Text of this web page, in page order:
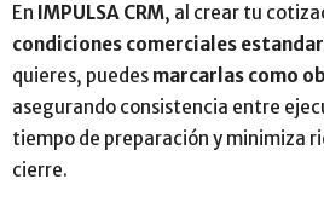
En IMPULSA CRM, al crear tu
condiciones comerciales
quieres, puedes marcarlas como
asegurando consistencia entre
tiempo de preparación y minimiza
cierre.